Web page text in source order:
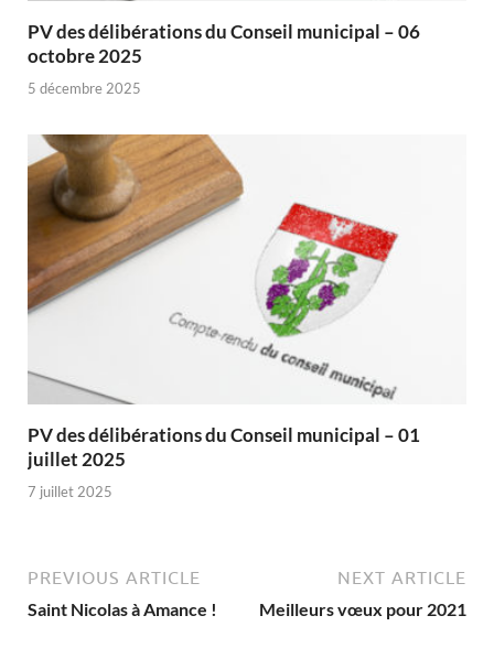
PV des délibérations du Conseil municipal – 06
octobre 2025
5 décembre 2025
PV des délibérations du Conseil municipal – 01
juillet 2025
7 juillet 2025
PREVIOUS ARTICLE
Saint Nicolas à Amance !
NEXT ARTICLE
Meilleurs vœux pour 2021